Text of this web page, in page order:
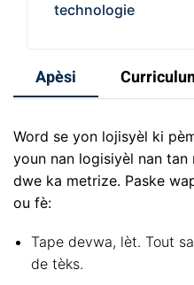
Apèsi
Word se yon lojisyèl ki
youn nan logisiyèl nan
dwe ka metrize. Paske
ou fè:
Tape devwa, lèt. Tout
de tèks.
technologie